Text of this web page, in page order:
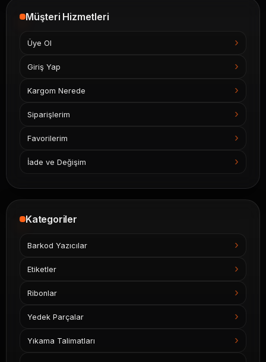
Müşteri Hizmetleri
Üye Ol
Giriş Yap
Kargom Nerede
Siparişlerim
Favorilerim
İade ve Değişim
Kategoriler
Barkod Yazıcılar
Etiketler
Ribonlar
Yedek Parçalar
Yıkama Talimatları